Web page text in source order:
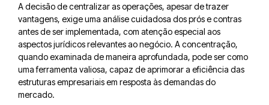
A decisão de centralizar as operações, apesar de trazer
vantagens, exige uma análise cuidadosa dos prós e contras
antes de ser implementada, com atenção especial aos
aspectos jurídicos relevantes ao negócio. A concentração,
quando examinada de maneira aprofundada, pode ser como
uma ferramenta valiosa, capaz de aprimorar a eficiência das
estruturas empresariais em resposta às demandas do
mercado.